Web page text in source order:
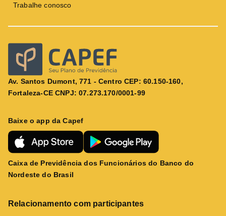
Trabalhe conosco
Av. Santos Dumont, 771 - Centro CEP: 60.150-160,
Fortaleza-CE CNPJ: 07.273.170/0001-99
Baixe o app da Capef
Caixa de Previdência dos Funcionários do Banco do
Nordeste do Brasil
Relacionamento com participantes